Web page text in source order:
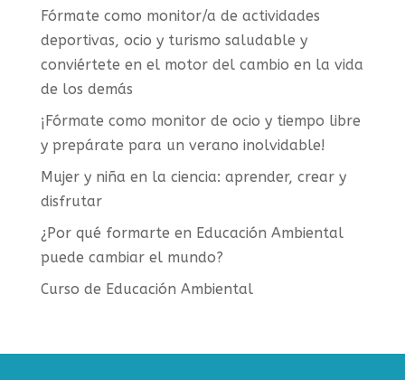
Fórmate como monitor/a de actividades
deportivas, ocio y turismo saludable y
conviértete en el motor del cambio en la vida
de los demás
¡Fórmate como monitor de ocio y tiempo libre
y prepárate para un verano inolvidable!
Mujer y niña en la ciencia: aprender, crear y
disfrutar
¿Por qué formarte en Educación Ambiental
puede cambiar el mundo?
Curso de Educación Ambiental